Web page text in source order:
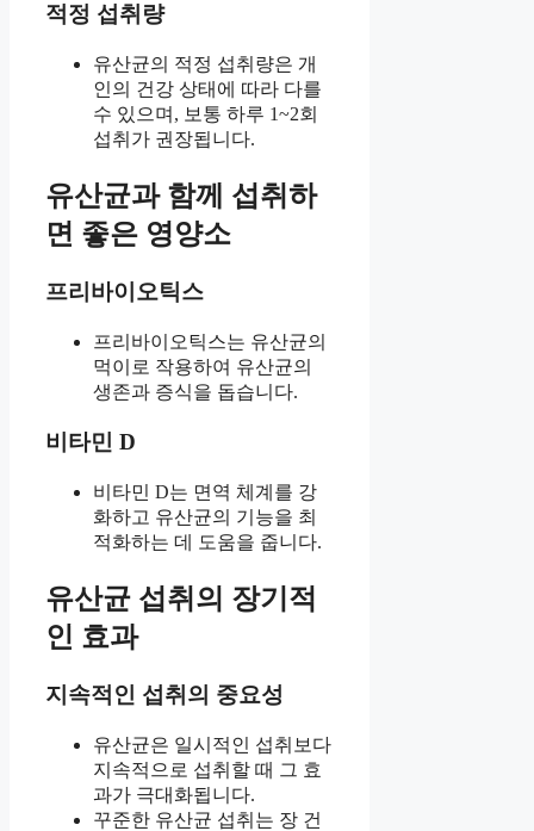
적정 섭취량
유산균의 적정 섭취량은 개
인의 건강 상태에 따라 다를
수 있으며, 보통 하루 1~2회
섭취가 권장됩니다.
유산균과 함께 섭취하
면 좋은 영양소
프리바이오틱스
프리바이오틱스는 유산균의
먹이로 작용하여 유산균의
생존과 증식을 돕습니다.
비타민 D
비타민 D는 면역 체계를 강
화하고 유산균의 기능을 최
적화하는 데 도움을 줍니다.
유산균 섭취의 장기적
인 효과
지속적인 섭취의 중요성
유산균은 일시적인 섭취보다
지속적으로 섭취할 때 그 효
과가 극대화됩니다.
꾸준한 유산균 섭취는 장 건